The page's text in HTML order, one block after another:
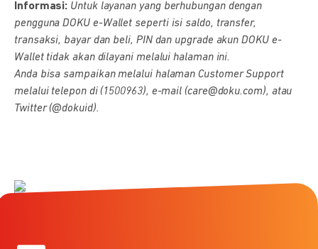
Informasi: Untuk layanan yang berhubungan dengan
pengguna DOKU e-Wallet seperti isi saldo, transfer,
transaksi, bayar dan beli, PIN dan upgrade akun DOKU e-
Wallet tidak akan dilayani melalui halaman ini.
Anda bisa sampaikan melalui halaman Customer Support
melalui telepon di (1500963), e-mail (care@doku.com), atau
Twitter (@dokuid).